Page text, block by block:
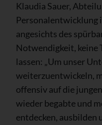
Klaudia Sauer,
angesichts des
Notwendigkeit, keine
lassen: „Um unser
weiterzuentwickeln,
offensiv auf die
wieder begabte und
entdecken, ausbilden